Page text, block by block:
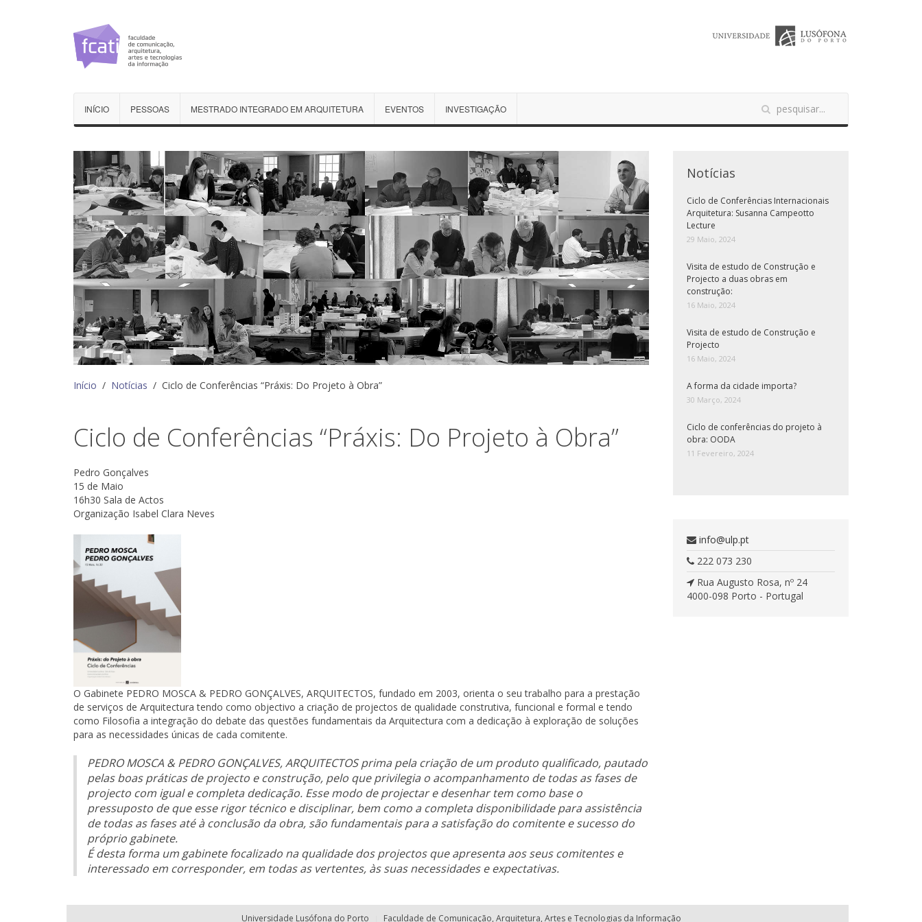
INÍCIO PESSOAS MESTRADO INTEGRADO EM ARQUITETURA EVENTOS INVESTIGAÇÃO
Início Notícias Ciclo de Conferências “Práxis: Do Projeto à Obra”
Ciclo de Conferências “Práxis: Do Projeto à Obra”
Pedro Gonçalves
15 de Maio
16h30 Sala de Actos
Organização Isabel Clara Neves
O Gabinete PEDRO MOSCA & PEDRO GONÇALVES, ARQUITECTOS, fundado em 2003, orienta o seu trabalho para a prestação
de serviços de Arquitectura tendo como objectivo a criação de projectos de qualidade construtiva, funcional e formal e tendo
como Filosofia a integração do debate das questões fundamentais da Arquitectura com a dedicação à exploração de soluções
para as necessidades únicas de cada comitente.
PEDRO MOSCA & PEDRO GONÇALVES, ARQUITECTOS prima pela criação de um produto qualificado, pautado
pelas boas práticas de projecto e construção, pelo que privilegia o acompanhamento de todas as fases de
projecto com igual e completa dedicação. Esse modo de projectar e desenhar tem como base o
pressuposto de que esse rigor técnico e disciplinar, bem como a completa disponibilidade para assistência
de todas as fases até à conclusão da obra, são fundamentais para a satisfação do comitente e sucesso do
próprio gabinete.
É desta forma um gabinete focalizado na qualidade dos projectos que apresenta aos seus comitentes e
interessado em corresponder, em todas as vertentes, às suas necessidades e expectativas.
Notícias
Ciclo de Conferências Internacionais
Arquitetura: Susanna Campeotto
Lecture
29 Maio, 2024
Visita de estudo de Construção e
Projecto a duas obras em
construção:
16 Maio, 2024
Visita de estudo de Construção e
Projecto
16 Maio, 2024
A forma da cidade importa?
30 Março, 2024
Ciclo de conferências do projeto à
obra: OODA
11 Fevereiro, 2024
info@ulp.pt
222 073 230
Rua Augusto Rosa, nº 24
4000-098 Porto - Portugal
Universidade Lusófona do Porto Faculdade de Comunicação, Arquitetura, Artes e Tecnologias da Informação